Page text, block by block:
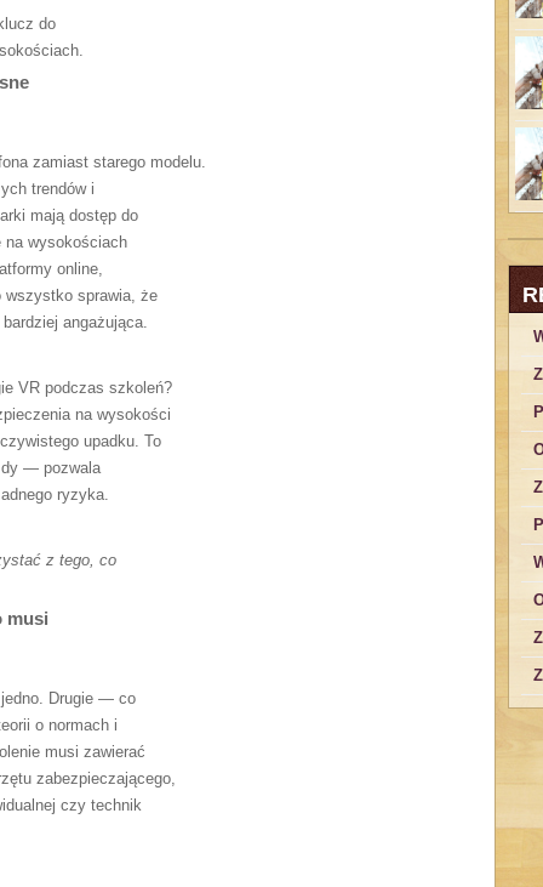
do
zamiast starego modelu.
trendów i
mają dostęp do
na wysokościach
online,
sprawia, że
angażująca.
VR podczas szkoleń?
na wysokości
upadku. To
— pozwala
ryzyka.
z tego, co
musi
jedno. Drugie — co
o normach i
musi zawierać
zabezpieczającego,
czy technik